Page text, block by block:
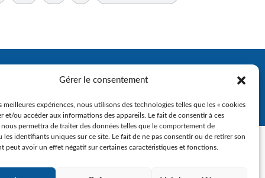
Gérer le consentement
meilleures expériences, nous utilisons des technologies telles que les « cookies
et/ou accéder aux informations des appareils. Le fait de consentir à ces
permettra de traiter des données telles que le comportement de
les identifiants uniques sur ce site. Le fait de ne pas consentir ou de retirer son
peut avoir un effet négatif sur certaines caractéristiques et fonctions.